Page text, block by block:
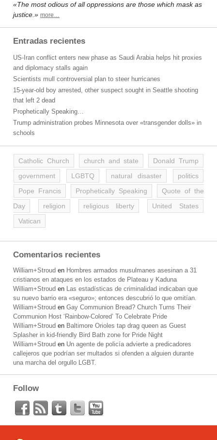
«The most odious of all oppressions are those which mask as
justice.» more…
Entradas recientes
US-Iran conflict enters new phase as Saudi Arabia helps hit proxies
and diplomacy stalls again
Scientists mull controversial plan to steer hurricanes
15-year-old boy arrested, other suspect sought in Seattle shooting
that left 2 dead
Prophetically Speaking…
Trump administration probes Minnesota over «transgender dolls» in
schools
Catholic Church church and state
Donald Trump
government
LGBTQ natural disaster
politics
Pope Francis
Prophetically Speaking
Quote of the
Day
religion religious liberty
United States
Vatican
Comentarios recientes
William+Stroud en Hombres armados musulmanes asesinan a 31
cristianos en ataques en los estados de Plateau y Kaduna
William+Stroud en Las estadísticas de criminalidad indicaban que
su nuevo barrio era «seguro»; entonces descubrió lo que omitían.
William+Stroud en Gay Communion Bread? Church Turns Their
Communion Host ‘Rainbow-Colored’ To Celebrate Pride
William+Stroud en Baltimore Orioles tap drag queen as Guest
Splasher in kid-friendly Bird Bath zone for Pride Night
William+Stroud en Un agente de policía advierte a predicadores
callejeros que podrían ser multados si ofenden a alguien durante
una marcha del orgullo LGBT.
Follow